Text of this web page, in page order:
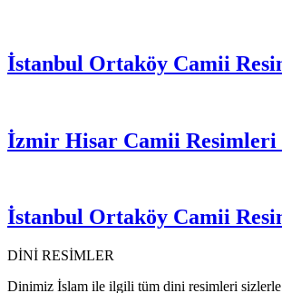
İstanbul Ortaköy Camii
İzmir Hisar Camii Resimleri
İstanbul Ortaköy Camii
DİNİ RESİMLER
Dinimiz İslam ile ilgili tüm dini resimleri sizlerle